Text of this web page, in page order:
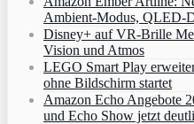
Ambient‑Modus,
Disney+ auf VR-Brille
Vision und Atmos
LEGO Smart Play
ohne Bildschirm startet
Amazon Echo Angebote
und Echo Show jetzt